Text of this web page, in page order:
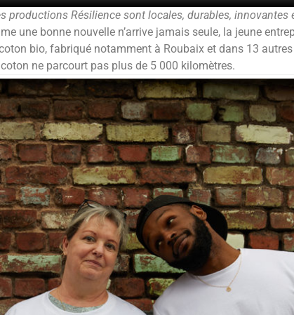
productions Résilience sont locales, durables, innovantes
une bonne nouvelle n’arrive jamais seule, la jeune
bio, fabriqué notamment à Roubaix et dans 13 autres
ne parcourt pas plus de 5 000 kilomètres.